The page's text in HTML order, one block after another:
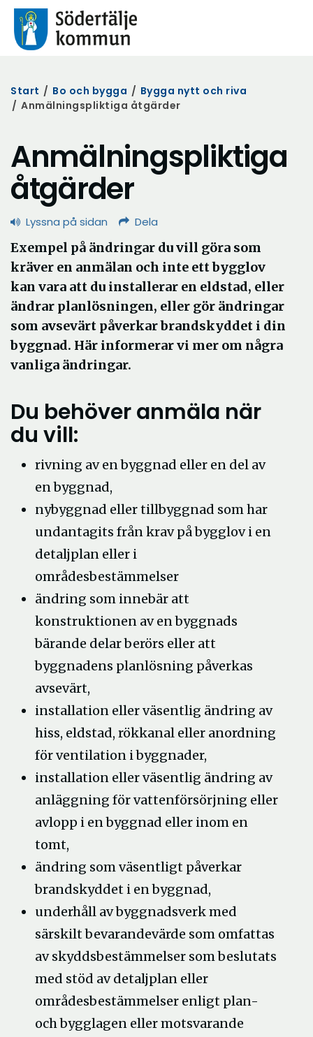
Start / Bo och bygga / Bygga nytt och riva
/ Anmälningspliktiga åtgärder
Anmälningspliktiga
åtgärder
Lyssna på sidan Dela
Exempel på ändringar du vill göra som
kräver en anmälan och inte ett bygglov
kan vara att du installerar en eldstad, eller
ändrar planlösningen, eller gör ändringar
som avsevärt påverkar brandskyddet i din
byggnad. Här informerar vi mer om några
vanliga ändringar.
Du behöver anmäla när
du vill:
rivning av en byggnad eller en del av
en byggnad,
nybyggnad eller tillbyggnad som har
undantagits från krav på bygglov i en
detaljplan eller i
områdesbestämmelser
ändring som innebär att
konstruktionen av en byggnads
bärande delar berörs eller att
byggnadens planlösning påverkas
avsevärt,
installation eller väsentlig ändring av
hiss, eldstad, rökkanal eller anordning
för ventilation i byggnader,
installation eller väsentlig ändring av
anläggning för vattenförsörjning eller
avlopp i en byggnad eller inom en
tomt,
ändring som väsentligt påverkar
brandskyddet i en byggnad,
underhåll av byggnadsverk med
särskilt bevarandevärde som omfattas
av skyddsbestämmelser som beslutats
med stöd av detaljplan eller
områdesbestämmelser enligt plan-
och bygglagen eller motsvarande